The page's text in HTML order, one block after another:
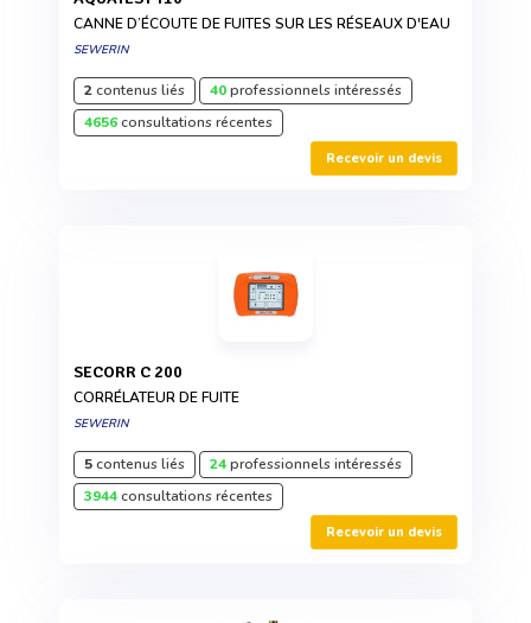
CANNE D’ÉCOUTE DE FUITES SUR LES RÉSEAUX D'EAU
SEWERIN
2contenus liés 40professionnels intéressés
4656consultations récentes
Recevoir un devis
SECORR C 200
CORRÉLATEUR DE FUITE
SEWERIN
5contenus liés 24professionnels intéressés
3944consultations récentes
Recevoir un devis